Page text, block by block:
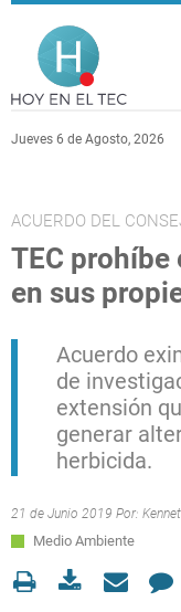
Pasar al contenido
Jueves 6 de Agosto, 2026
ACUERDO DEL
TEC
en sus
Acuerdo
de
extensión
generar
herbicida.
21 de Junio 2019 Por:
Medio Ambiente